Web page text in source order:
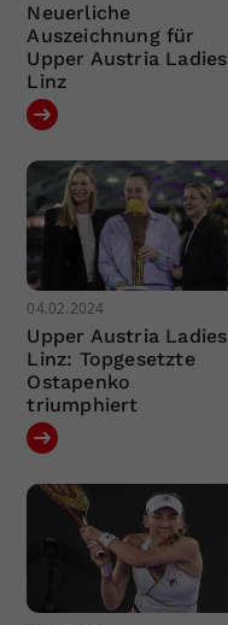
Neuerliche
Auszeichnung für
Upper Austria Ladies
Linz
04.02.2024
Upper Austria Ladies
Linz: Topgesetzte
Ostapenko
triumphiert